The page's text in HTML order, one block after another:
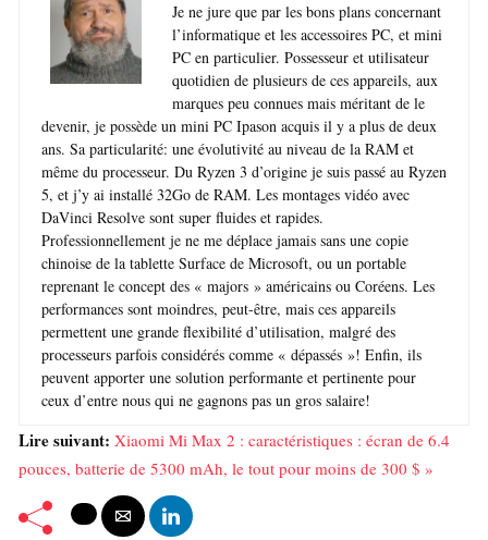
Je ne jure que par les bons plans concernant
l’informatique et les accessoires PC, et mini
PC en particulier. Possesseur et utilisateur
quotidien de plusieurs de ces appareils, aux
marques peu connues mais méritant de le
devenir, je possède un mini PC Ipason acquis il y a plus de deux
ans. Sa particularité: une évolutivité au niveau de la RAM et
même du processeur. Du Ryzen 3 d’origine je suis passé au Ryzen
5, et j’y ai installé 32Go de RAM. Les montages vidéo avec
DaVinci Resolve sont super fluides et rapides.
Professionnellement je ne me déplace jamais sans une copie
chinoise de la tablette Surface de Microsoft, ou un portable
reprenant le concept des « majors » américains ou Coréens. Les
performances sont moindres, peut-être, mais ces appareils
permettent une grande flexibilité d’utilisation, malgré des
processeurs parfois considérés comme « dépassés »! Enfin, ils
peuvent apporter une solution performante et pertinente pour
ceux d’entre nous qui ne gagnons pas un gros salaire!
Lire suivant: Xiaomi Mi Max 2 : caractéristiques : écran de 6.4
pouces, batterie de 5300 mAh, le tout pour moins de 300 $ »